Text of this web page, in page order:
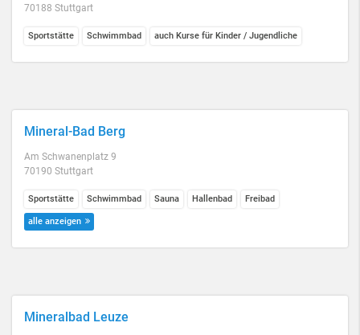
70188 Stuttgart
Sportstätte Schwimmbad auch Kurse für Kinder / Jugendliche
Mineral-Bad Berg
Am Schwanenplatz 9
70190 Stuttgart
Sportstätte Schwimmbad Sauna Hallenbad Freibad
alle anzeigen
Mineralbad Leuze